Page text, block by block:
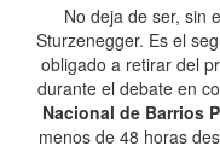
No deja de ser, sin
Sturzenegger. Es el
obligado a retirar del
durante el debate en
Nacional de Barrios
menos de 48 horas